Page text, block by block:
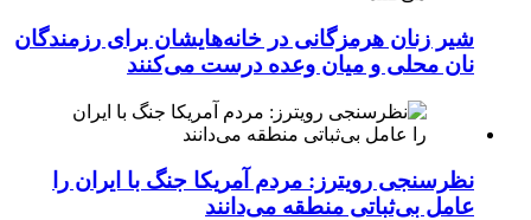
شیر زنان هرمزگانی در خانه‌هایشان برای رزمندگان
نان محلی و میان وعده درست می‌کنند
نظرسنجی رویترز: مردم آمریکا جنگ با ایران را
عامل بی‌ثباتی منطقه می‌دانند